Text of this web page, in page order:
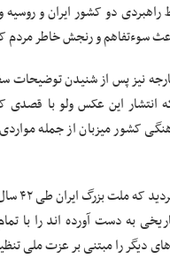
راهبردی دو کشور ایران و
سوءتفاهم و رنجش خاطر
نیز پس از شنیدن توضیحات
انتشار این عکس ولو با قصدی
کشور میزبان از جمله
در
به دست آورده اند را
دیگر را مبتنی بر عزت ملی